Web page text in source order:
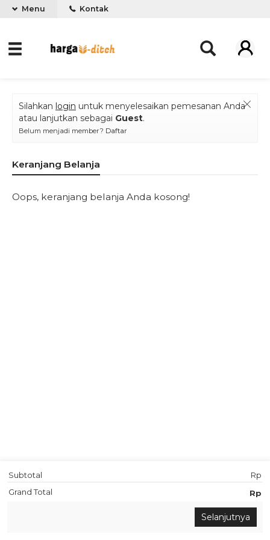
Menu Kontak
Silahkan login untuk menyelesaikan pemesanan Anda
atau lanjutkan sebagai Guest.
Belum menjadi member? Daftar
Keranjang Belanja
Oops, keranjang belanja Anda kosong!
Subtotal
Rp
Grand Total
Rp